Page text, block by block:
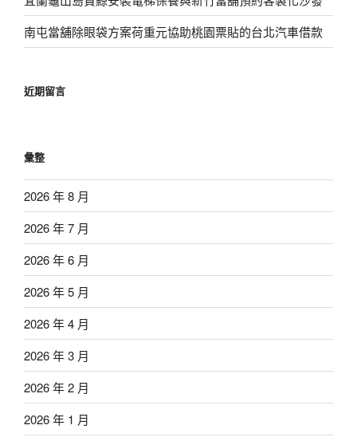
南屯當舖除眼袋方案荷重元協助桃園票貼的台北汽車借款
近期留言
彙整
2026 年 8 月
2026 年 7 月
2026 年 6 月
2026 年 5 月
2026 年 4 月
2026 年 3 月
2026 年 2 月
2026 年 1 月